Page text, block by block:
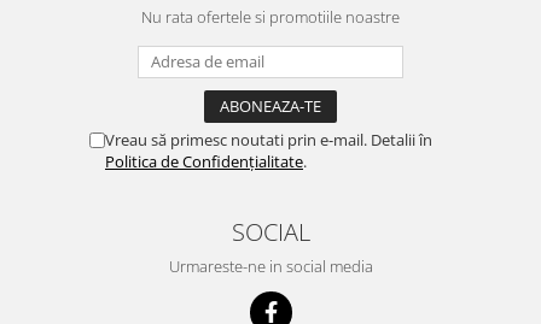
Nu rata ofertele si promotiile noastre
Vreau să primesc noutati prin e-mail. Detalii în
Politica de Confidențialitate.
SOCIAL
Urmareste-ne in social media